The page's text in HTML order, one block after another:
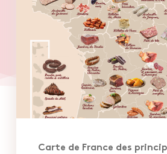
Carte de France des